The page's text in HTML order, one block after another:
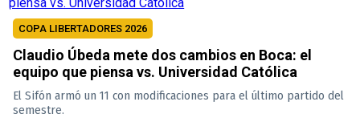
COPA LIBERTADORES 2026
Claudio Úbeda mete dos cambios en Boca: el
equipo que piensa vs. Universidad Católica
El Sifón armó un 11 con modificaciones para el último partido del
semestre.